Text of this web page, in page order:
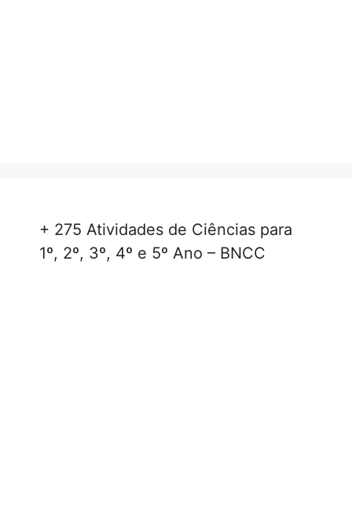
+ 275 Atividades de Ciências para
1º, 2º, 3º, 4º e 5º Ano – BNCC